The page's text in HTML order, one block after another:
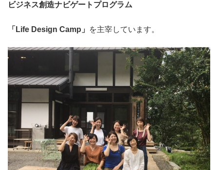
ビジネス創造ナビゲートプログラム
「Life Design Camp」 を主宰しています。